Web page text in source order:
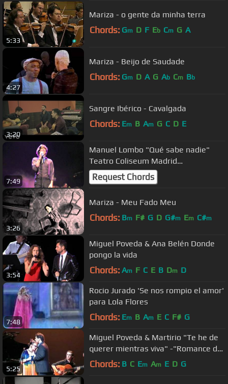
5:33
Mariza - o gente da minha terra
Chords: Gm D F Eb Cm G A
4:27
Mariza - Beijo de Saudade
Chords: Gm D A G Ab Cm Bb
3:20
Sangre Ibérico - Cavalgada
Chords: Em B Am G C D E
7:49
Manuel Lombo "Qué sabe nadie"
Teatro Coliseum Madrid
(09/03/2011)
Request Chords
3:26
Mariza - Meu Fado Meu
Chords: Bm F# G D G#m Em C#m
3:54
Miguel Poveda & Ana Belén Donde
pongo la vida
Chords: Am F C E B Dm D
7:48
Rocio Jurado 'Se nos rompio el amor'
para Lola Flores
Chords: Em B Am E C F# G
5:25
Miguel Poveda & Martirio "Te he de
querer mientras viva" -"Romance de
valentía" - 08.07.2005
Chords: B C Em Am E D G